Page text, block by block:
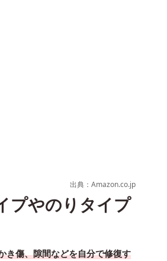
出典：Amazon.co.jp
プやのりタイプ
き傷、隙間などを自分で修復す